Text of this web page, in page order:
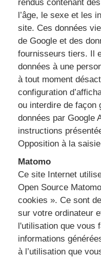
rendus contenant
l’âge, le sexe et les
site. Ces données
de Google et des
fournisseurs tiers. Il
données à une
à tout moment
configuration
ou interdire de façon
données par Google
instructions
Opposition à la
Matomo
Ce site Internet
Open Source
cookies ». Ce sont
sur votre ordinateur
l'utilisation que vous
informations
à l’utilisation que